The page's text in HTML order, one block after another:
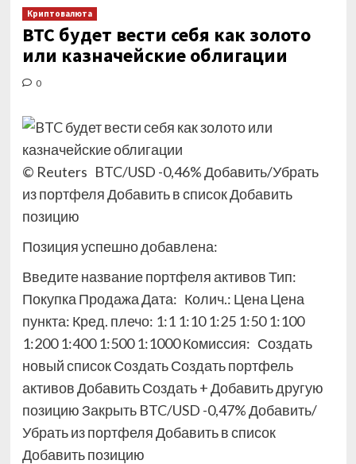
Криптовалюта
BTC будет вести себя как золото
или казначейские облигации
0
© Reuters BTC/USD -0,46% Добавить/Убрать
из портфеляДобавить в списокДобавить
позицию
Позиция успешно добавлена:
Введите название портфеля активов Тип:
Покупка Продажа Дата: Колич.: Цена Цена
пункта: Кред. плечо: 1:1 1:10 1:25 1:50 1:100
1:200 1:400 1:500 1:1000 Комиссия: Создать
новый список Создать Создать портфель
активов Добавить Создать + Добавить другую
позицию Закрыть BTC/USD -0,47% Добавить/
Убрать из портфеляДобавить в список
Добавить позицию